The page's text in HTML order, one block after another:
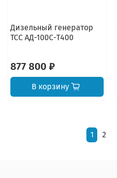
Дизельный генератор
ТСС АД-100С-Т400
877 800 ₽
В корзину
1 2